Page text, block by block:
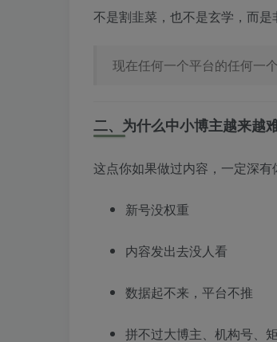
不是割韭菜，也不是玄学，而是
现在任何一个平台的任何一
二、为什么中小博主越来越
这点你如果做过内容，一定深有
新号没权重
内容发出去没人看
数据起不来，平台不推
拼不过大博主、机构号、